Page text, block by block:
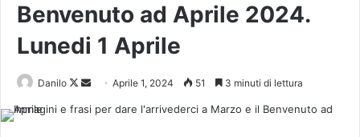
Benvenuto ad Aprile 2024.
Lunedi 1 Aprile
Danilo Aprile 1, 2024 51 3 minuti di lettura